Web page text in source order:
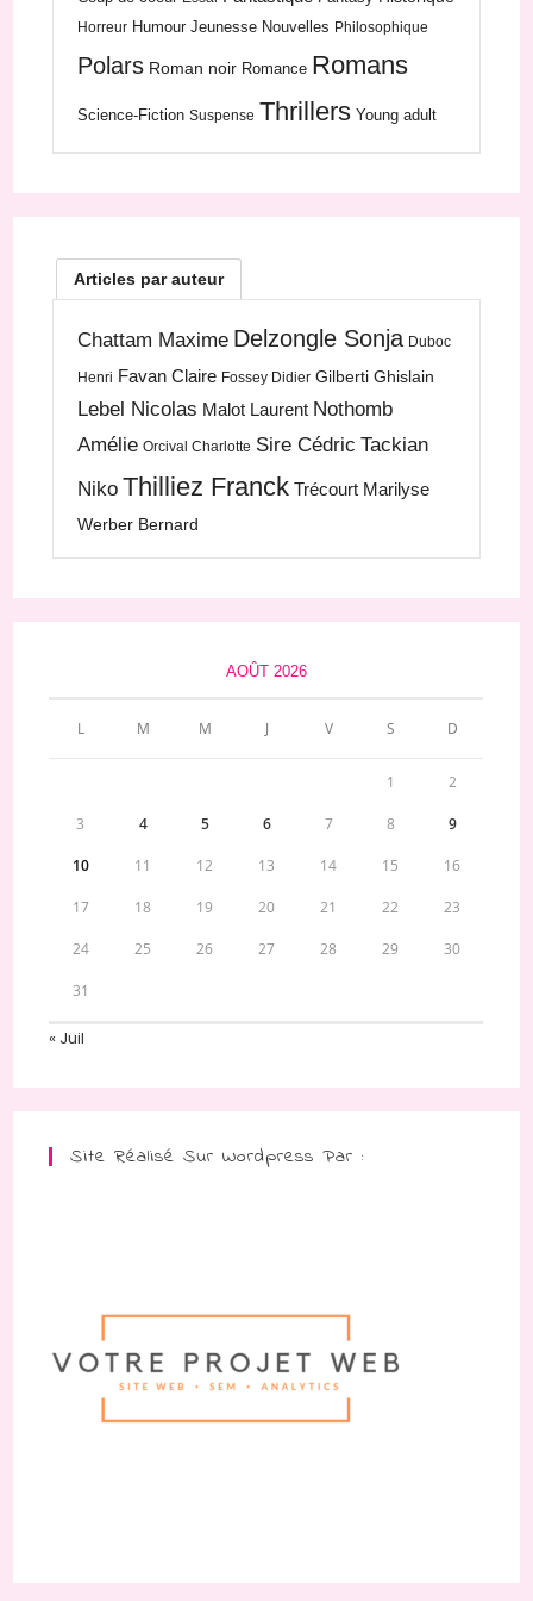
Horreur Humour Jeunesse Nouvelles Philosophique
Polars Roman noir Romance Romans
Science-Fiction Suspense Thrillers Young adult
Articles par auteur
Chattam Maxime Delzongle Sonja Duboc
Henri Favan Claire Fossey Didier Gilberti Ghislain
Lebel Nicolas Malot Laurent Nothomb
Amélie Orcival Charlotte Sire Cédric Tackian
Niko Thilliez Franck Trécourt Marilyse
Werber Bernard
AOÛT 2026
L M M J V S D
1 2
3 4 5 6 7 8 9
10 11 12 13 14 15 16
17 18 19 20 21 22 23
24 25 26 27 28 29 30
31
« Juil
Site Réalisé Sur Wordpress Par :